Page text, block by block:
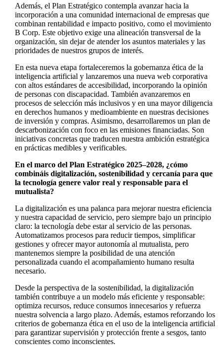
Además, el Plan Estratégico contempla avanzar hacia la
incorporación a una comunidad internacional de empresas que
combinan rentabilidad e impacto positivo, como el movimiento
B Corp. Este objetivo exige una alineación transversal de la
organización, sin dejar de atender los asuntos materiales y las
prioridades de nuestros grupos de interés.
En esta nueva etapa fortaleceremos la gobernanza ética de la
inteligencia artificial y lanzaremos una nueva web corporativa
con altos estándares de accesibilidad, incorporando la opinión
de personas con discapacidad. También avanzaremos en
procesos de selección más inclusivos y en una mayor diligencia
en derechos humanos y medioambiente en nuestras decisiones
de inversión y compras. Asimismo, desarrollaremos un plan de
descarbonización con foco en las emisiones financiadas. Son
iniciativas concretas que traducen nuestra ambición estratégica
en prácticas medibles y verificables.
En el marco del Plan Estratégico 2025–2028, ¿cómo
combináis digitalización, sostenibilidad y cercanía para que
la tecnología genere valor real y responsable para el
mutualista?
La digitalización es una palanca para mejorar nuestra eficiencia
y nuestra capacidad de servicio, pero siempre bajo un principio
claro: la tecnología debe estar al servicio de las personas.
Automatizamos procesos para reducir tiempos, simplificar
gestiones y ofrecer mayor autonomía al mutualista, pero
mantenemos siempre la posibilidad de una atención
personalizada cuando el acompañamiento humano resulta
necesario.
Desde la perspectiva de la sostenibilidad, la digitalización
también contribuye a un modelo más eficiente y responsable:
optimiza recursos, reduce consumos innecesarios y refuerza
nuestra solvencia a largo plazo. Además, estamos reforzando los
criterios de gobernanza ética en el uso de la inteligencia artificial
para garantizar supervisión y protección frente a sesgos, tanto
conscientes como inconscientes.